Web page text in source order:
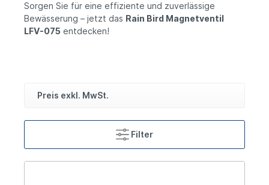
Sorgen Sie für eine effiziente und zuverlässige
Bewässerung – jetzt das Rain Bird Magnetventil
LFV-075 entdecken!
Preis exkl. MwSt.
Filter